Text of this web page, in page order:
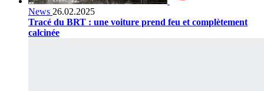
News 26.02.2025
Tracé du BRT : une voiture prend feu et complètement
calcinée